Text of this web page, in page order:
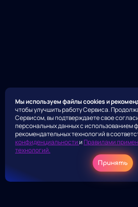
Мы используем файлы cookies и
чтобы улучшить работу Сервиса.
Сервисом, вы подтверждаете свое
персональных данных с использованием
рекомендательных технологий в
конфиденциальностии Правилами
технологий.
Принять